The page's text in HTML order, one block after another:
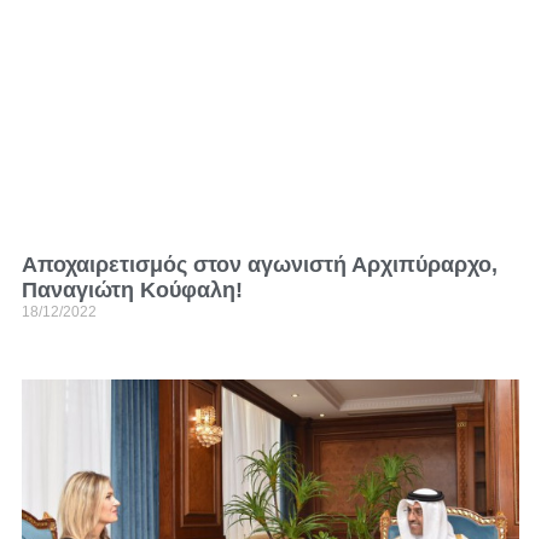
Αποχαιρετισμός στον αγωνιστή Αρχιπύραρχο,
Παναγιώτη Κούφαλη!
18/12/2022